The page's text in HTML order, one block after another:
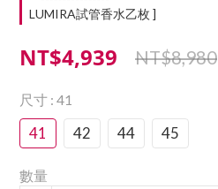
LUMIRA試管香水乙枚 ]
NT$4,939 NT$8,980
尺寸 : 41
41 42 44 45
數量